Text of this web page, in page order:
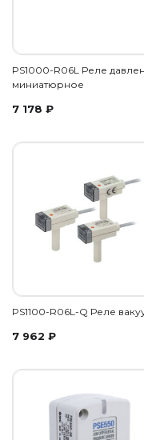
PS1000-R06L Реле
миниатюрное
7 178 ₽
PS1100-R06L-Q Реле
7 962 ₽